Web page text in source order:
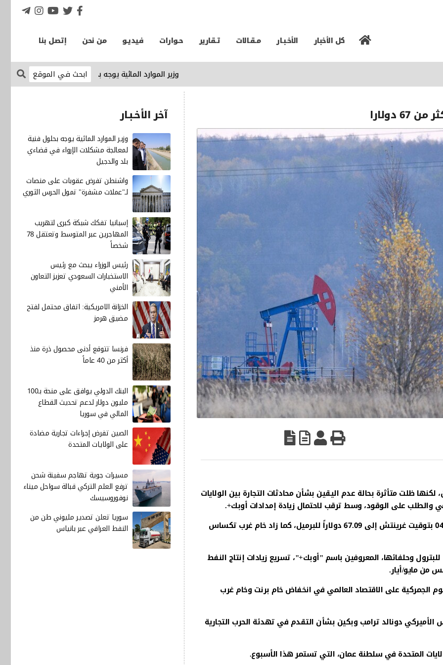
كل الأخبار الأخـبـار مـقـالات تـقارير حـوارات فيديـو من نحن إتصل بنا
وزير الموارد المائية يوجه بحلول فنية لمعالجة مشكلات
لكنها ظلت متأثرة بحالة عدم اليقين بشأن محادثات التجارة بين الولايات
والطلب على الوقود، وسط ترقب لاحتمال زيادة إمدادات أوبك+.
وصعدت العقود الآجلة لخام برنت 22 سنتاً بحلول الساعة 04:29 بتوقيت غرينتش إلى 67.09 دولاراً للبرميل، كما زاد خام غرب تكساس
وحلفائها، المعروفين باسم "أوبك+"، تسريع زيادات إنتاج النفط
من مايو/أيار.
الجمركية على الاقتصاد العالمي في انخفاض خام برنت وخام غرب
دونالد ترامب وبكين بشأن التقدم في تهدئة الحرب التجارية
المتحدة في سلطنة عمان، التي تستمر هذا الأسبوع.
آخر الأخـبـار
وزير الموارد المائية يوجه بحلول فنية
لمعالجة مشكلات الإرواء في قضاءي
بلد والدجيل
واشنطن تفرض عقوبات على منصات
لـ"عملات مشفرة" تمول الحرس الثوري
إسبانيا تفكك شبكة كبرى لتهريب
المهاجرين عبر المتوسط وتعتقل 78
شخصاً
رئيس الوزراء يبحث مع رئيس
الاستخبارات السعودي تعزيز التعاون
الأمني
الخزانة الامريكية: اتفاق محتمل لفتح
مضيق هرمز
فرنسا تتوقع أدنى محصول ذرة منذ
أكثر من 40 عاماً
البنك الدولي يوافق على منحة بـ100
مليون دولار لدعم تحديث القطاع
المالي في سوريا
الصين تفرض إجراءات تجارية مضادة
على الولايات المتحدة
مسيرات جوية تهاجم سفينة شحن
ترفع العلم التركي قبالة سواحل ميناء
نوفوروسيسك
سوريا تعلن تصدير مليوني طن من
النفط العراقي عبر بانياس